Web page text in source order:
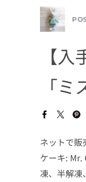
【
「
ネットで販
ケーキ: Mr.
凍、半解凍